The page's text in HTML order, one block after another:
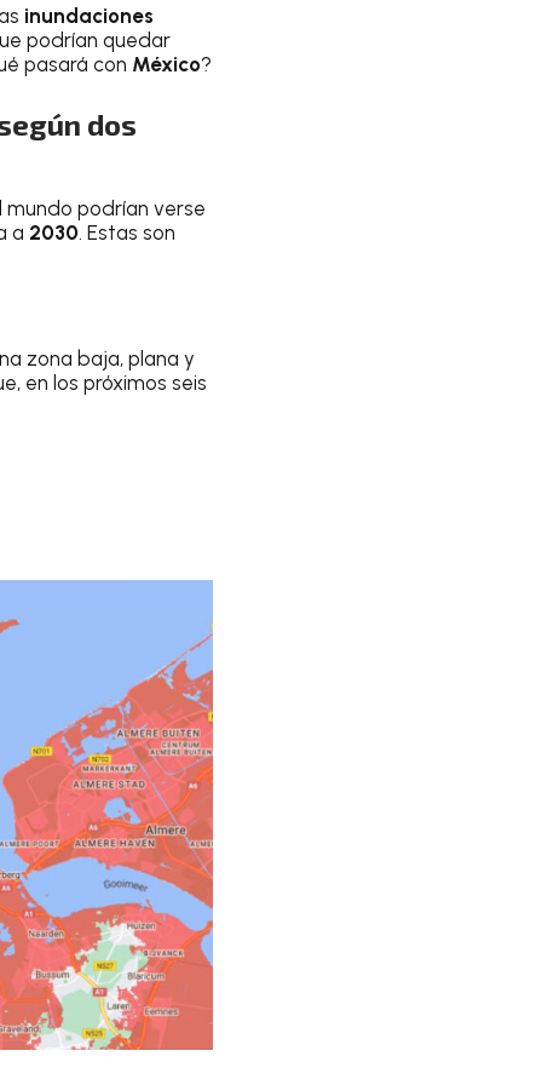
inundaciones
podrían quedar
pasará con México?
dos
podrían verse
a 2030. Estas son
zona baja, plana y
en los próximos seis